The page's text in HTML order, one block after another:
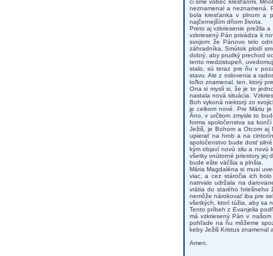
či sme vôbec kresťanmi.
neznamenal a neznamená.
bola kresťanka v plnom a
najčernejším dňom života.
Preto aj vzkriesenie prežila
vzkriesený Pán privádza k
svojom: že Pánovo telo
záhradníka. Smútok plodí
dobrý, aby prudký prechod
tento medzistupeň,
stalo, sú teraz pre ňu v
stavu. Ale z oslovenia a
toľko znamenal, ten, ktorý
Ona si myslí si, že je to
nastala nová situácia.
Boh vykoná niektorý zo
je celkom nové. Pre Máriu
Áno, v určitom zmysle to
forma spoločenstva sa
Ježiš, je Bohom a Otcom aj
upierať na hrob a na
spoločenstvo bude dosť
kým objaví novú silu a novú
všetky vnútorné priestory jej
bude ešte väčšia a plnšia.
Mária Magdaléna si musí
viac, a cez stáročia ich
natrvalo udržala na
vrátia do starého hriešneho
nemôže nárokovať iba pre
všetkých, ktorí túžia, aby sa
Tento príbeh z Evanjelia
má vzkriesený Pán v
pohľade na ňu môžeme
keby Ježiš Kristus znamenal
Amen.